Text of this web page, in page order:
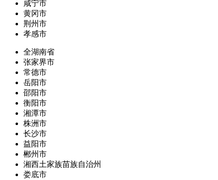
咸宁市
黄冈市
荆州市
孝感市
全湖南省
张家界市
常德市
岳阳市
邵阳市
衡阳市
湘潭市
株洲市
长沙市
益阳市
郴州市
湘西土家族苗族自治州
娄底市